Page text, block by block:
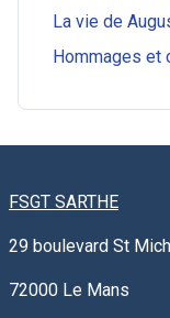
La vie de
Hommages et
FSGT SARTHE
29 boulevard St
72000 Le Mans